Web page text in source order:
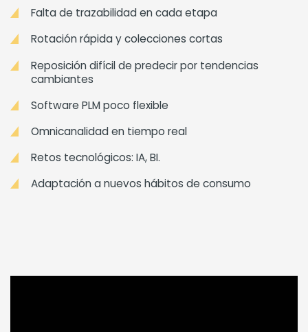
Falta de trazabilidad en cada etapa
Rotación rápida y colecciones cortas
Reposición difícil de predecir por tendencias
cambiantes
Software PLM poco flexible
Omnicanalidad en tiempo real
Retos tecnológicos: IA, BI.
Adaptación a nuevos hábitos de consumo